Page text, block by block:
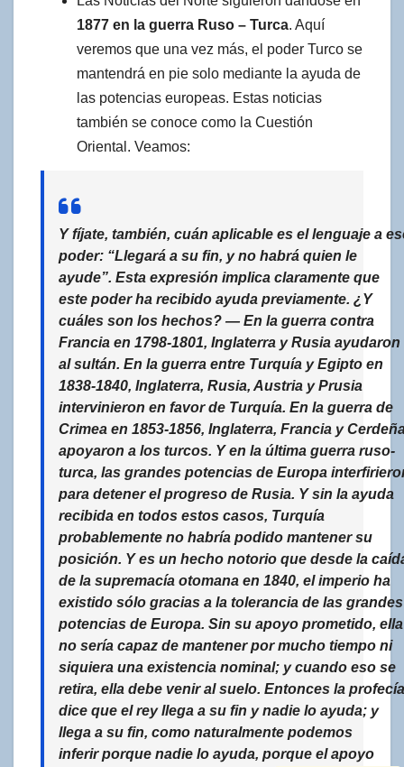
1877 en la guerra Ruso – Turca. Aquí
veremos que una vez más, el poder Turco se
mantendrá en pie solo mediante la ayuda de
las potencias europeas. Estas noticias
también se conoce como la Cuestión
Oriental. Veamos:
Y fíjate, también, cuán aplicable es el lenguaje a
poder: “Llegará a su fin, y no habrá quien le
ayude”. Esta expresión implica claramente que
este poder ha recibido ayuda previamente. ¿Y
cuáles son los hechos? — En la guerra contra
Francia en 1798-1801, Inglaterra y Rusia ayudaron
al sultán. En la guerra entre Turquía y Egipto en
1838-1840, Inglaterra, Rusia, Austria y Prusia
intervinieron en favor de Turquía. En la guerra de
Crimea en 1853-1856, Inglaterra, Francia y
apoyaron a los turcos. Y en la última guerra ruso-
turca, las grandes potencias de Europa
para detener el progreso de Rusia. Y sin la ayuda
recibida en todos estos casos, Turquía
probablemente no habría podido mantener su
posición. Y es un hecho notorio que desde la
de la supremacía otomana en 1840, el imperio ha
existido sólo gracias a la tolerancia de las grandes
potencias de Europa. Sin su apoyo prometido, ella
no sería capaz de mantener por mucho tiempo ni
siquiera una existencia nominal; y cuando eso se
retira, ella debe venir al suelo. Entonces la profecía
dice que el rey llega a su fin y nadie lo ayuda; y
llega a su fin, como naturalmente podemos
inferir porque nadie lo ayuda, porque el apoyo